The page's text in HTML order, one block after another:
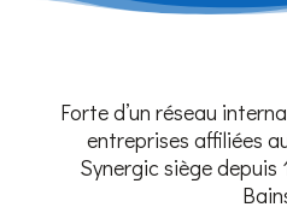
Forte d’un réseau
entreprises affiliées
Synergic siège depuis